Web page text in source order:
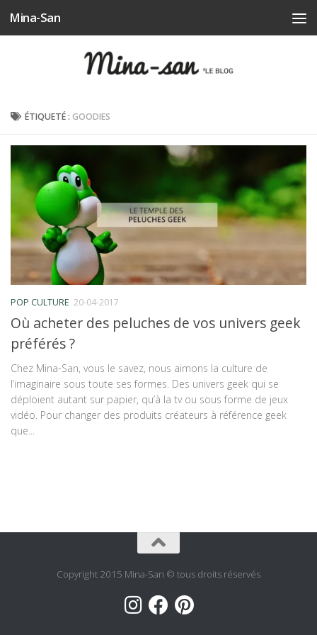
Skip to content
Mina-San
ÉTIQUETÉ :GOODIES
POP CULTURE 20-04-2017
Où acheter des peluches de vos univers geek
préférés ?
Chez Mina-San, vous le savez, nous aimons la culture de
l’imaginaire sous toute ses formes. Des univers geek qui se
déploient autant sur papier, qu’à la tv ou sous forme de jeux
vidéo. Pour changer des produits créateurs à référence geek
que...
Copyright 2015 Mina-San © tous droits réservés